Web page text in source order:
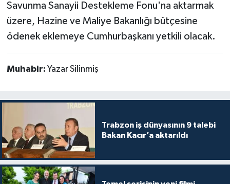
Savunma Sanayii Destekleme Fonu'na aktarmak
üzere, Hazine ve Maliye Bakanlığı bütçesine
ödenek eklemeye Cumhurbaşkanı yetkili olacak.
Muhabir: Yazar Silinmiş
Trabzon iş dünyasının 9 talebi
Bakan Kacır’a aktarıldı